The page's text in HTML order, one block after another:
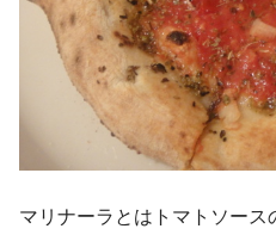
マリナーラとはトマトソー